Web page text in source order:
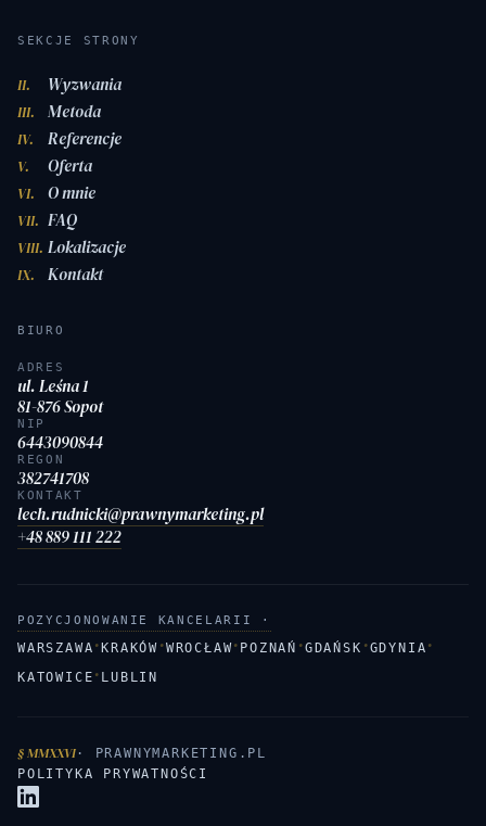
SEKCJE STRONY
II. Wyzwania
III. Metoda
IV. Referencje
V. Oferta
VI. O mnie
VII. FAQ
VIII. Lokalizacje
IX. Kontakt
BIURO
ADRES
ul. Leśna 1
81-876 Sopot
NIP
6443090844
REGON
382741708
KONTAKT
lech.rudnicki@prawnymarketing.pl
+48 889 111 222
POZYCJONOWANIE KANCELARII ·
WARSZAWA ·KRAKÓW ·WROCŁAW· POZNAŃ ·GDAŃSK ·GDYNIA ·
KATOWICE · LUBLIN
§ MMXXVI · PRAWNYMARKETING.PL
POLITYKA PRYWATNOŚCI